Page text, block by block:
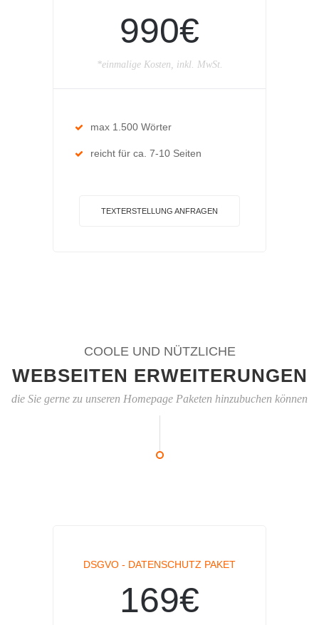
990€
*einmalige Kosten, inkl. MwSt.
max 1.500 Wörter
reicht für ca. 7-10 Seiten
TEXTERSTELLUNG ANFRAGEN
COOLE UND NÜTZLICHE
WEBSEITEN ERWEITERUNGEN
die Sie gerne zu unseren Homepage Paketen hinzubuchen können
DSGVO - DATENSCHUTZ PAKET
169€